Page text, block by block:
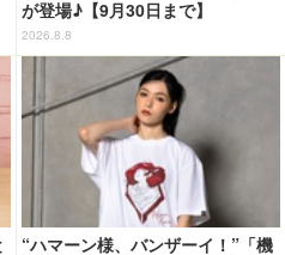
が登場♪【9月30日まで】
2026.8.8
“ハマーン様、バンザーイ！”「機